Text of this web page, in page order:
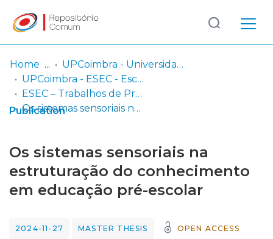
Communities
& Collections
Statistics
Log
In
(current)
Home
UPCoimbra - Universidade Politécnica de Coimbra
UPCoimbra - ESEC - Escola Superior de Educação de Coimbra
ESEC – Trabalhos de Projeto | Relatórios de Estágio | Projetos de Investigação
Os sistemas sensoriais na estruturação do conhecimento em educação pré-escolar
Publication
Os sistemas sensoriais na
estruturação do conhecimento
em educação pré-escolar
2024-11-27 MASTER THESIS OPEN ACCESS